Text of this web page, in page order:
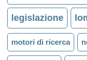
legislazione
motori di ricerca